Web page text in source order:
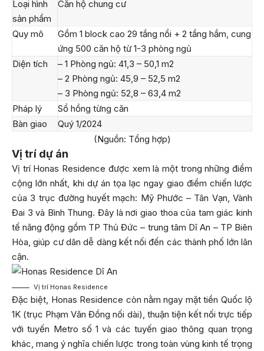
Loại hình
sản phẩm
Căn hộ chung cư
Quy mô
Gồm 1 block cao 29 tầng nổi + 2 tầng hầm, cung
ứng 500 căn hộ từ 1-3 phòng ngủ
Diện tích
– 1 Phòng ngủ: 41,3 – 50,1 m2
– 2 Phòng ngủ: 45,9 – 52,5 m2
– 3 Phòng ngủ: 52,8 – 63,4 m2
Pháp lý
Sổ hồng từng căn
Bàn giao
Quý 1/2024
(Nguồn: Tổng hợp)
Vị trí dự án
Vị trí Honas Residence được xem là một trong những điểm
cộng lớn nhất, khi dự án tọa lạc ngay giao điểm chiến lược
của 3 trục đường huyết mạch: Mỹ Phước – Tân Vạn, Vành
Đai 3 và Bình Thung. Đây là nơi giao thoa của tam giác kinh
tế năng động gồm TP Thủ Đức – trung tâm Dĩ An – TP Biên
Hòa, giúp cư dân dễ dàng kết nối đến các thành phố lớn lân
cận.
Vị trí Honas Residence
Đặc biệt, Honas Residence còn nằm ngay mặt tiền Quốc lộ
1K (trục Phạm Văn Đồng nối dài), thuận tiện kết nối trực tiếp
với tuyến Metro số 1 và các tuyến giao thông quan trọng
khác, mang ý nghĩa chiến lược trong toàn vùng kinh tế trọng